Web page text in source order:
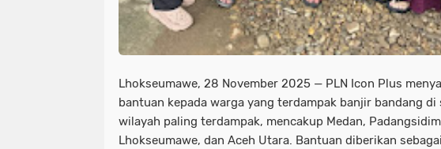
Lhokseumawe, 28 November 2025 — PLN Icon Plus
bantuan kepada warga yang terdampak banjir bandang di
wilayah paling terdampak, mencakup Medan,
Lhokseumawe, dan Aceh Utara. Bantuan diberikan